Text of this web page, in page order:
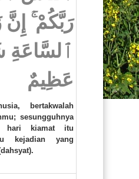
رَبَّكُمْ ۚ إِنَّ
عَظِيمٌ
bertakwalah
sesungguhnya
hari kiamat itu
kejadian yang